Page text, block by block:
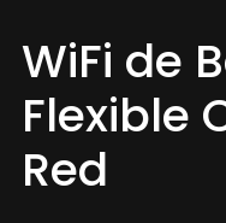
WiFi de
Flexible
Red